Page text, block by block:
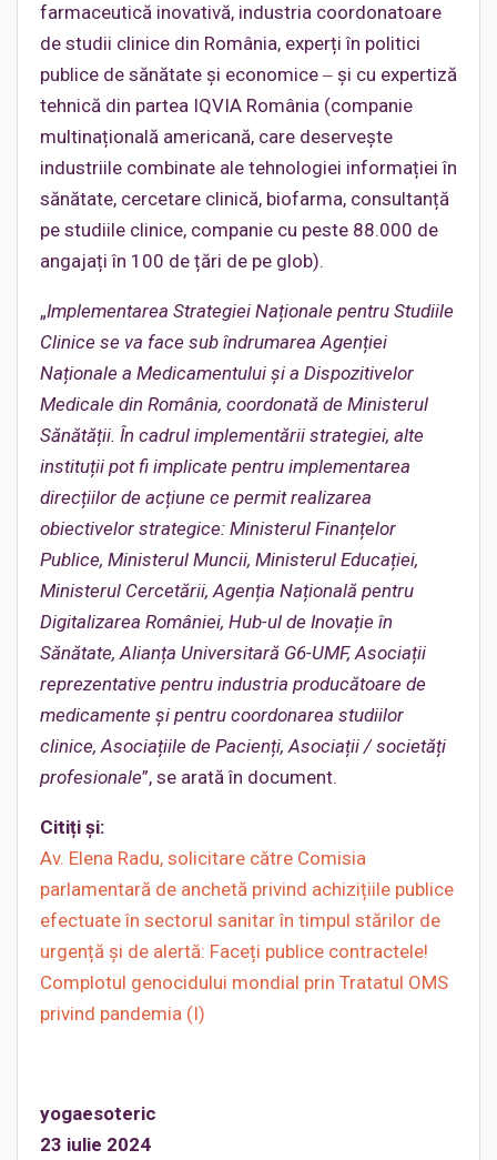
farmaceutică inovativă, industria coordonatoare
de studii clinice din România, experți în politici
publice de sănătate și economice ‒ și cu expertiză
tehnică din partea IQVIA România (companie
multinațională americană, care deservește
industriile combinate ale tehnologiei informației în
sănătate, cercetare clinică, biofarma, consultanță
pe studiile clinice, companie cu peste 88.000 de
angajați în 100 de țări de pe glob).
„Implementarea Strategiei Naționale pentru Studiile
Clinice se va face sub îndrumarea Agenției
Naționale a Medicamentului și a Dispozitivelor
Medicale din România, coordonată de Ministerul
Sănătății. În cadrul implementării strategiei, alte
instituții pot fi implicate pentru implementarea
direcțiilor de acțiune ce permit realizarea
obiectivelor strategice: Ministerul Finanțelor
Publice, Ministerul Muncii, Ministerul Educației,
Ministerul Cercetării, Agenția Națională pentru
Digitalizarea României, Hub-ul de Inovație în
Sănătate, Alianța Universitară G6-UMF, Asociații
reprezentative pentru industria producătoare de
medicamente și pentru coordonarea studiilor
clinice, Asociațiile de Pacienți, Asociații / societăți
profesionale”, se arată în document.
Citiți și:
Av. Elena Radu, solicitare către Comisia
parlamentară de anchetă privind achizițiile publice
efectuate în sectorul sanitar în timpul stărilor de
urgență și de alertă: Faceți publice contractele!
Complotul genocidului mondial prin Tratatul OMS
privind pandemia (I)
yogaesoteric
23 iulie 2024